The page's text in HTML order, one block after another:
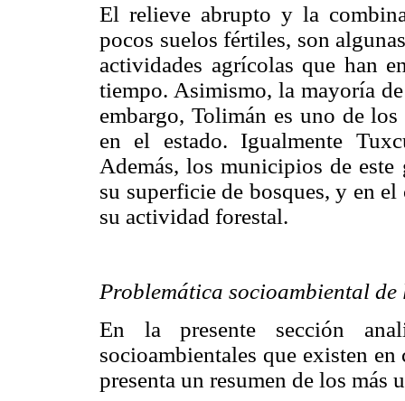
El relieve abrupto y la
pocos suelos fértiles, son
actividades agrícolas que han
tiempo. Asimismo, la mayoría
embargo, Tolimán es uno de
en el estado. Igualmente
Además, los municipios de
su superficie de bosques, y en
su actividad forestal.
Problemática socioambiental
En la presente sección
socioambientales que existen
presenta un resumen de los más